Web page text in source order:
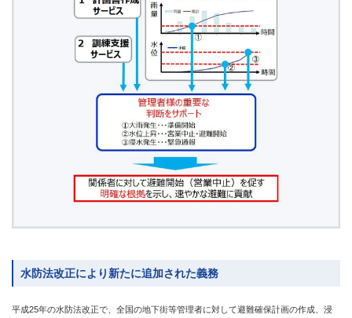
水防法改正により新たに追加された義務
平成25年の水防法改正で、全国の地下街等管理者に対して避難確保計画の作成、浸